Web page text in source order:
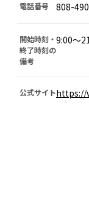
電話番号 808-
開始時刻・
終了時刻の
備考
9:00〜
公式サイトhttps://